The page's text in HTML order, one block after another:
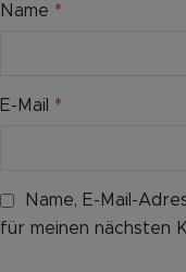
Name *
E-Mail *
Name, E-Mail-
für meinen nächsten